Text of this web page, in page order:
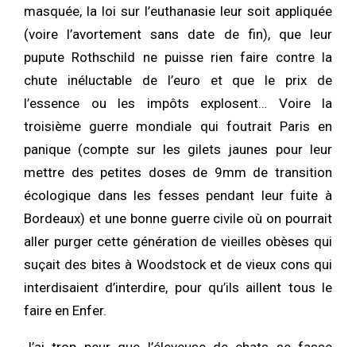
masquée, la loi sur l’euthanasie leur soit appliquée
(voire l’avortement sans date de fin), que leur
pupute Rothschild ne puisse rien faire contre la
chute inéluctable de l’euro et que le prix de
l’essence ou les impôts explosent… Voire la
troisième guerre mondiale qui foutrait Paris en
panique (compte sur les gilets jaunes pour leur
mettre des petites doses de 9mm de transition
écologique dans les fesses pendant leur fuite à
Bordeaux) et une bonne guerre civile où on pourrait
aller purger cette génération de vieilles obèses qui
suçait des bites à Woodstock et de vieux cons qui
interdisaient d’interdire, pour qu’ils aillent tous le
faire en Enfer.